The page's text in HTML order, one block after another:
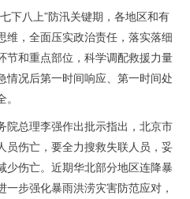
下八上”防汛关键期，各地区和有
维，全面压实政治责任，落实落细
节和重点部位，科学调配救援力量
情况后第一时间响应、第一时间处
院总理李强作出批示指出，北京市
员伤亡，要全力搜救失联人员，妥
少伤亡。近期华北部分地区连降暴
步强化暴雨洪涝灾害防范应对，